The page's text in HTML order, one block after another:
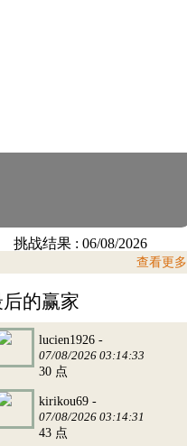
挑战结果 : 06/08/2026
查看更多
的赢家
lucien1926 -
07/08/2026 03:14:33
30 点
kirikou69 -
07/08/2026 03:14:31
43 点